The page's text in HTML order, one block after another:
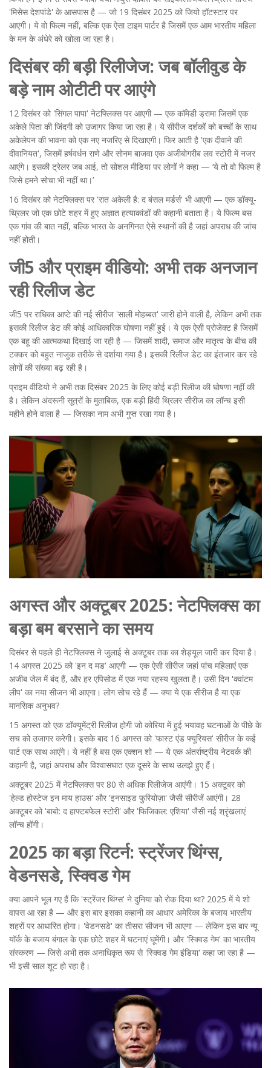
'मिसेस देशपांडे' के आसपास है — जो 19 दिसंबर 2025 कोजियो हॉटस्टार पर
आएगी। ये वो फिल्म नहीं, बल्कि एक ऐसा टाइम पार्टर है जिसमें एक आम भारतीय महिला
के मन के अंधेरे को खोला जा रहा है।
दिसंबर की बड़ी रिलीजेज: जब बॉलीवुड के
बड़े नाम ओटीटी पर आएंगे
12 दिसंबर को 'सिंगल पापा' नेटफ्लिक्स पर आएगी — एक कॉमेडी ड्रामा जिसमें एक
अकेले पिता की जिंदगी को उजागर किया जा रहा है। ये सीरीज दर्शकों को बच्चों के साथ
अकेलेपन की भावना को एक नए नजरिए से दिखाएगी। फिर आती है 'एक दीवाने की
दीवानियत', जिसमेंहर्षवर्धन राणे और सोनम बाजवाएक अजीबोगरीब लव स्टोरी में नजर
आएंगे। इसकी ट्रेलर जब आई, तो सोशल मीडिया पर लोगों ने कहा — ‘ये तो वो फिल्म है
जिसे हमने सोचा भी नहीं था।’
16 दिसंबर को नेटफ्लिक्स पर 'रात अकेली है: द बंसल मर्डर्स' भी आएगी — एक डॉक्यू-
थ्रिलर जो एक छोटे शहर में हुए अज्ञात हत्याकांडों की कहानी बताता है। ये फिल्म बस
एक गांव की बात नहीं, बल्कि भारत के अनगिनत ऐसे स्थानों की है जहां अपराध की जांच
नहीं होती।
जी5 और प्राइम वीडियो: अभी तक अनजान
रही रिलीज डेट
जी5 पर राधिका आप्टे की नई सीरीज 'साली मोहब्बत' जारी होने वाली है, लेकिन अभी तक
इसकी रिलीज डेट की कोई आधिकारिक घोषणा नहीं हुई। ये एक ऐसी प्रोजेक्ट है जिसमें
एक बहू की आत्मकथा दिखाई जा रही है — जिसमें शादी, समाज और मातृत्व के बीच की
टक्कर को बहुत नाजुक तरीके से दर्शाया गया है। इसकी रिलीज डेट का इंतजार कर रहे
लोगों की संख्या बढ़ रही है।
प्राइम वीडियो ने अभी तक दिसंबर 2025 के लिए कोई बड़ी रिलीज की घोषणा नहीं की
है। लेकिन अंदरूनी सूत्रों के मुताबिक, एक बड़ी हिंदी थ्रिलर सीरीज का लॉन्च इसी
महीने होने वाला है — जिसका नाम अभी गुप्त रखा गया है।
अगस्त और अक्टूबर 2025: नेटफ्लिक्स का
बड़ा बम बरसाने का समय
दिसंबर से पहले ही नेटफ्लिक्स ने जुलाई से अक्टूबर तक का शेड्यूल जारी कर दिया है।
14 अगस्त 2025 को 'इन द मड' आएगी — एक ऐसी सीरीज जहां पांच महिलाएं एक
अजीब जेल में बंद हैं, और हर एपिसोड में एक नया रहस्य खुलता है। उसी दिन 'क्वांटम
लीप' का नया सीजन भी आएगा। लोग सोच रहे हैं — क्या ये एक सीरीज है या एक
मानसिक अनुभव?
15 अगस्त को एक डॉक्यूमेंट्री रिलीज होगी जो कोरिया में हुई भयावह घटनाओं के पीछे के
सच को उजागर करेगी। इसके बाद 16 अगस्त को 'फास्ट एंड फ्यूरियस' सीरीज के कई
पार्ट एक साथ आएंगे। ये नहीं है बस एक एक्शन शो — ये एक अंतर्राष्ट्रीय नेटवर्क की
कहानी है, जहां अपराध और विश्वासघात एक दूसरे के साथ उलझे हुए हैं।
अक्टूबर 2025 में नेटफ्लिक्स पर 80 से अधिक रिलीजेज आएंगी। 15 अक्टूबर को
'हेल्ड होस्टेज इन माय हाउस' और 'इनसाइड फुरियोज़ा' जैसी सीरीजें आएंगी। 28
अक्टूबर को 'बाबो: द हाफ्टबफेल स्टोरी' और 'फिजिकल: एशिया' जैसी नई श्रृंखलाएं
लॉन्च होंगी।
2025 का बड़ा रिटर्न: स्ट्रेंजर थिंग्स,
वेडनसडे, स्क्विड गेम
क्या आपने भूल गए हैं कि 'स्ट्रेंजर थिंग्स' ने दुनिया को रोक दिया था? 2025 में ये शो
वापस आ रहा है — और इस बार इसका कहानी का आधार अमेरिका के बजाय भारतीय
शहरों पर आधारित होगा। 'वेडनसडे' का तीसरा सीजन भी आएगा — लेकिन इस बार न्यू
यॉर्क के बजाय बंगाल के एक छोटे शहर में घटनाएं घूमेंगी। और 'स्क्विड गेम' का भारतीय
संस्करण — जिसे अभी तक अनाधिकृत रूप से 'स्क्विड गेम इंडिया' कहा जा रहा है —
भी इसी साल शूट हो रहा है।